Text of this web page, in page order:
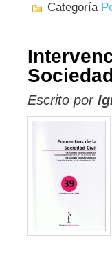
Categoría
Escrito por